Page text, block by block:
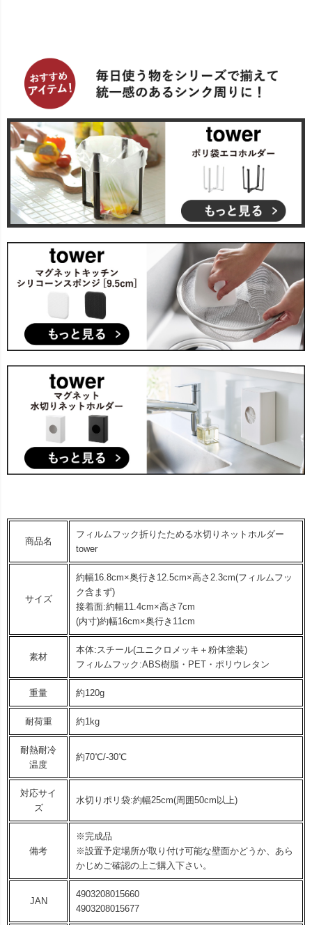
商品名
フィルムフック折りたためる水切りネットホルダー
tower
サイズ
約幅16.8cm×奥行き12.5cm×高さ2.3cm(フィルムフッ
ク含まず)
接着面:約幅11.4cm×高さ7cm
(内寸)約幅16cm×奥行き11cm
素材
本体:スチール(ユニクロメッキ＋粉体塗装)
フィルムフック:ABS樹脂・PET・ポリウレタン
重量 約120g
耐荷重 約1kg
耐熱耐冷
温度
約70℃/-30℃
対応サイ
ズ
水切りポリ袋:約幅25cm(周囲50cm以上)
備考
※完成品
※設置予定場所が取り付け可能な壁面かどうか、あら
かじめご確認の上ご購入下さい。
JAN
4903208015660
4903208015677